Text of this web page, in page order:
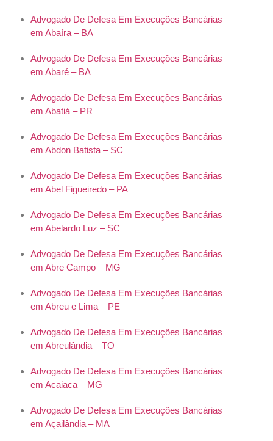
Advogado De Defesa Em Execuções Bancárias
em Abaíra – BA
Advogado De Defesa Em Execuções Bancárias
em Abaré – BA
Advogado De Defesa Em Execuções Bancárias
em Abatiá – PR
Advogado De Defesa Em Execuções Bancárias
em Abdon Batista – SC
Advogado De Defesa Em Execuções Bancárias
em Abel Figueiredo – PA
Advogado De Defesa Em Execuções Bancárias
em Abelardo Luz – SC
Advogado De Defesa Em Execuções Bancárias
em Abre Campo – MG
Advogado De Defesa Em Execuções Bancárias
em Abreu e Lima – PE
Advogado De Defesa Em Execuções Bancárias
em Abreulândia – TO
Advogado De Defesa Em Execuções Bancárias
em Acaiaca – MG
Advogado De Defesa Em Execuções Bancárias
em Açailândia – MA